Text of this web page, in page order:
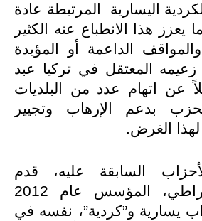
اليسارية
المرتبطة عادة
يعزز هذا الانطباع عنه الكثير
الداعمة أو المؤيدة
زعيمه المعتقل في تركيا عبد
عن اتهام عدد من البلديات
بدعم الإرهاب وتجيير
لهذا الغرض.
السابقة عليه، قدم
الشعوب الديمقراطي، المؤسس عام 2012
يسارية و”كردية”، نفسه في